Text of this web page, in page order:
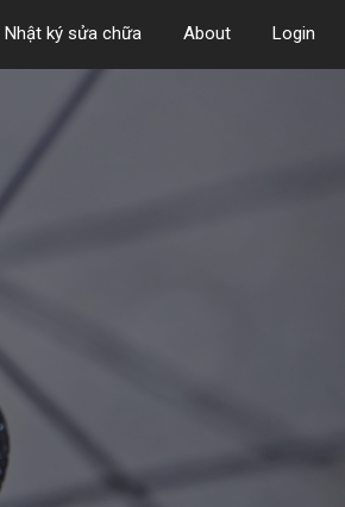
Nhật ký sửa chữa About Login